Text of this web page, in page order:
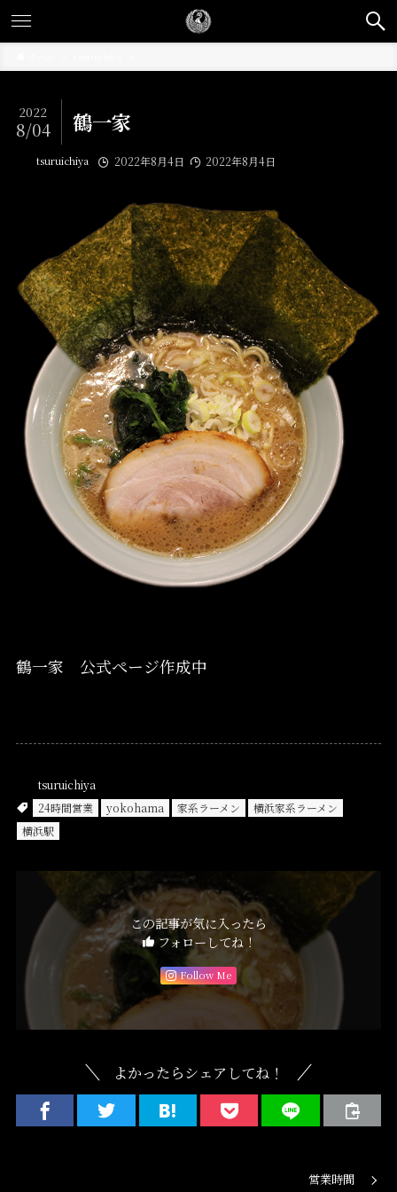
鶴一家
2022
8/04
tsuruichiya 2022年8月4日 2022年8月4日
鶴一家 公式ページ作成中
tsuruichiya
24時間営業
yokohama 家系ラーメン
横浜家系ラーメン
横浜駅
この記事が気に入ったら
フォローしてね！
Follow Me
よかったらシェアしてね！
営業時間